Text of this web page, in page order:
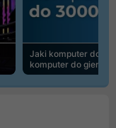
Jaki komputer do
komputer do gier |